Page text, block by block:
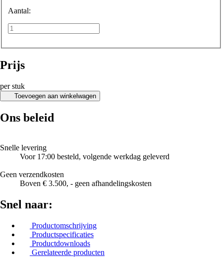
Aantal:
Prijs
per stuk
Toevoegen aan winkelwagen
Ons beleid
Snelle levering
Voor 17:00 besteld, volgende werkdag geleverd
Geen verzendkosten
Boven € 3.500, - geen afhandelingskosten
Snel naar:
Productomschrijving
Productspecificaties
Productdownloads
Gerelateerde producten